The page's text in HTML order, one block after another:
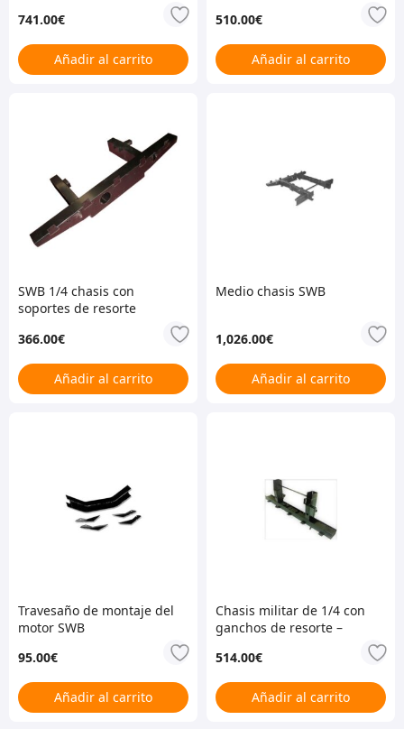
741.00€
Añadir al carrito
510.00€
Añadir al carrito
SWB 1/4 chasis con
soportes de resorte
366.00€
Añadir al carrito
Medio chasis SWB
1,026.00€
Añadir al carrito
Travesaño de montaje del
motor SWB
95.00€
Añadir al carrito
Chasis militar de 1/4 con
ganchos de resorte –
514.00€
Añadir al carrito